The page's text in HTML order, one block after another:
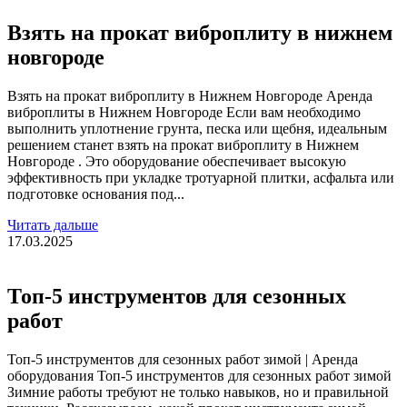
Взять на прокат виброплиту в нижнем
новгороде
Взять на прокат виброплиту в Нижнем Новгороде Аренда
виброплиты в Нижнем Новгороде Если вам необходимо
выполнить уплотнение грунта, песка или щебня, идеальным
решением станет взять на прокат виброплиту в Нижнем
Новгороде . Это оборудование обеспечивает высокую
эффективность при укладке тротуарной плитки, асфальта или
подготовке основания под...
Читать дальше
17.03.2025
Топ-5 инструментов для сезонных
работ
Топ-5 инструментов для сезонных работ зимой | Аренда
оборудования Топ-5 инструментов для сезонных работ зимой
Зимние работы требуют не только навыков, но и правильной